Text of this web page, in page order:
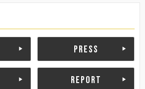
PRESS
REPORT